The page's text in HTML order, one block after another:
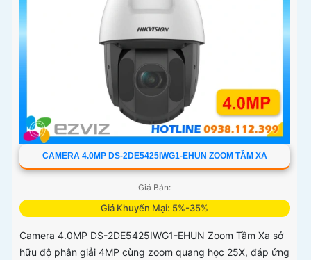
CAMERA 4.0MP DS-2DE5425IWG1-EHUN ZOOM TẦM XA
Giá Bán:
Giá Khuyến Mại: 5%-35%
Camera 4.0MP DS-2DE5425IWG1-EHUN Zoom Tầm Xa sở
hữu độ phân giải 4MP cùng zoom quang học 25X, đáp ứng